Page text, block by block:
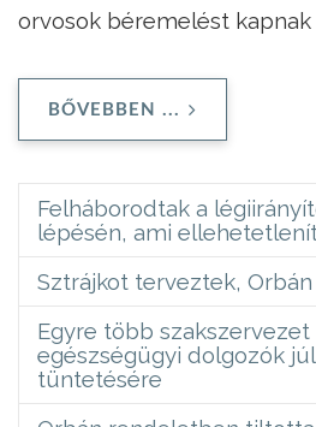
orvosok béremelést kapnak
BŐVEBBEN ...
Felháborodtak a
lépésén, ami
Sztrájkot terveztek,
Egyre több
egészségügyi dolgozók
tüntetésére